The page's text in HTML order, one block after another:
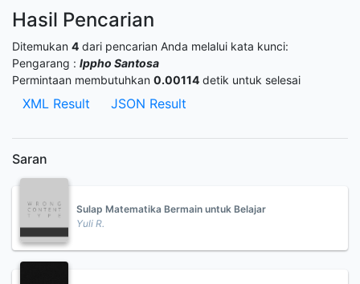
Hasil Pencarian
Ditemukan 4 dari pencarian Anda melalui kata kunci:
Pengarang : Ippho Santosa
Permintaan membutuhkan 0.00114 detik untuk selesai
XML Result JSON Result
Saran
Sulap Matematika Bermain untuk Belajar
Yuli R.